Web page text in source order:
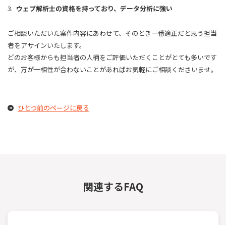
ウェブ解析士の資格を持っており、データ分析に強い
ご相談いただいた案件内容にあわせて、そのとき一番適正だと思う担当
者をアサインいたします。
どのお客様からも担当者の人柄をご評価いただくことがとても多いです
が、万が一相性が合わないことがあればお気軽にご相談くださいませ。
ひとつ前のページに戻る
関連するFAQ